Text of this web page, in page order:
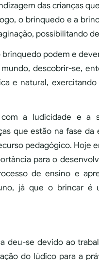
das crianças
o brinquedo e a
possibilitando
brinquedo podem e
descobrir-se,
e natural,
a ludicidade e a
que estão na fase
pedagógico. Hoje
para o
de ensino e
já que o brincar
deu-se devido ao
do lúdico para a